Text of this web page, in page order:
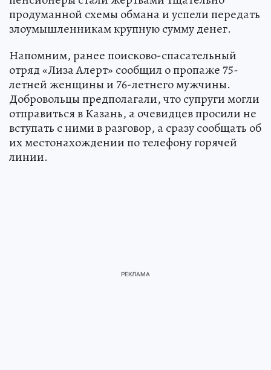
продуманной схемы обмана и успели передать
злоумышленникам крупную сумму денег.
Напомним, ранее поисково-спасательный
отряд «Лиза Алерт» сообщил о пропаже 75-
летней женщины и 76-летнего мужчины.
Добровольцы предполагали, что супруги могли
отправиться в Казань, а очевидцев просили не
вступать с ними в разговор, а сразу сообщать об
их местонахождении по телефону горячей
линии.